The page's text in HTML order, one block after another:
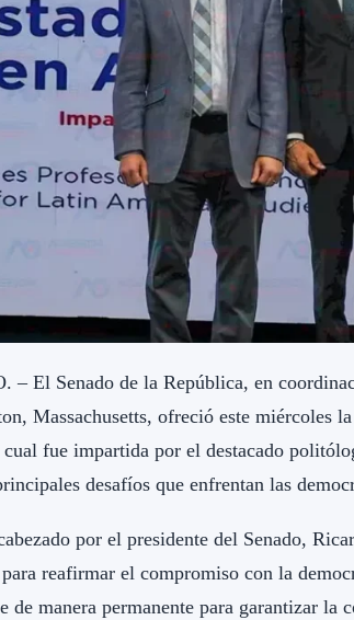
– El Senado de la República, en
Massachusetts, ofreció este miércoles
fue impartida por el destacado
desafíos que enfrentan las
por el presidente del Senado,
reafirmar el compromiso con la
de manera permanente para garantizar